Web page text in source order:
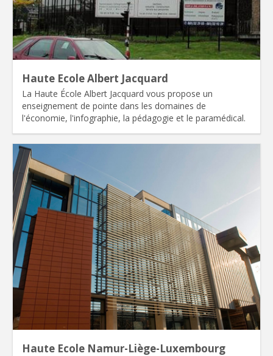
Haute Ecole Albert Jacquard
La Haute École Albert Jacquard vous propose un
enseignement de pointe dans les domaines de
l'économie, l'infographie, la pédagogie et le paramédical.
Haute Ecole Namur-Liège-Luxembourg